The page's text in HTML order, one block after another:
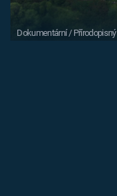
Dokumentární / Přírodopisný